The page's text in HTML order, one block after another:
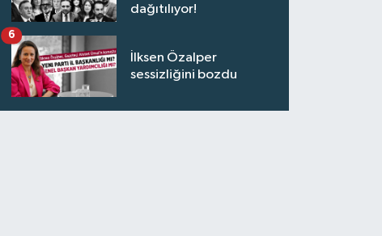
dağıtılıyor!
İlksen Özalper
sessizliğini bozdu
6